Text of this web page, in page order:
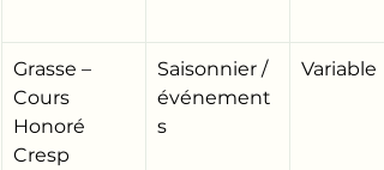
Grasse –
Cours
Honoré
Cresp
Saisonnier /
événement
s
Variable